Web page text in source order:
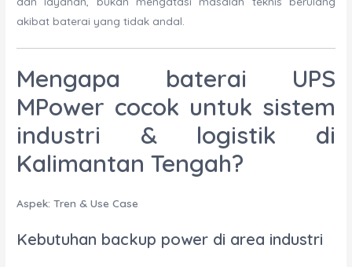
akibat baterai yang tidak andal.
Mengapa baterai UPS
MPower cocok untuk sistem
industri & logistik di
Kalimantan Tengah?
Aspek: Tren & Use Case
Kebutuhan backup power di area industri